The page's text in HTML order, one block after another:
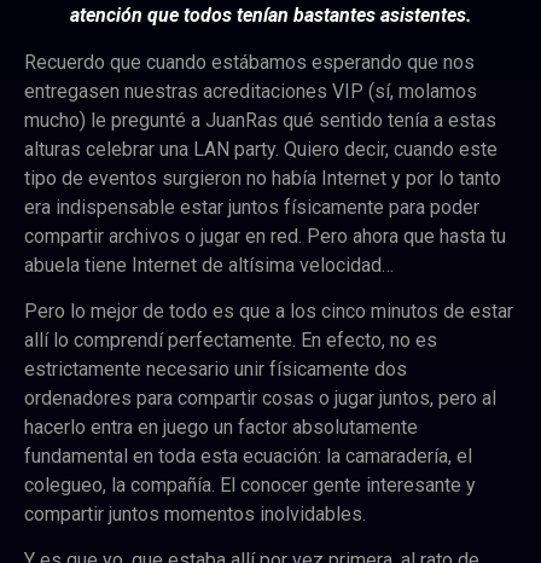
atención que todos tenían bastantes asistentes.
Recuerdo que cuando estábamos esperando que nos
entregasen nuestras acreditaciones VIP (sí, molamos
mucho) le pregunté a JuanRas qué sentido tenía a estas
alturas celebrar una LAN party. Quiero decir, cuando este
tipo de eventos surgieron no había Internet y por lo tanto
era indispensable estar juntos físicamente para poder
compartir archivos o jugar en red. Pero ahora que hasta tu
abuela tiene Internet de altísima velocidad…
Pero lo mejor de todo es que a los cinco minutos de estar
allí lo comprendí perfectamente. En efecto, no es
estrictamente necesario unir físicamente dos
ordenadores para compartir cosas o jugar juntos, pero al
hacerlo entra en juego un factor absolutamente
fundamental en toda esta ecuación: la camaradería, el
colegueo, la compañía. El conocer gente interesante y
compartir juntos momentos inolvidables.